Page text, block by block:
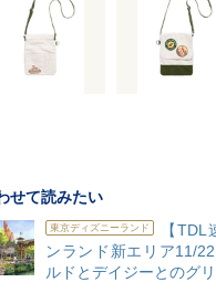
せて読みたい
東京ディズニーランド
【
ンランド新エリア11/
ルドとデイジーとのグ